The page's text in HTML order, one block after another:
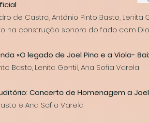
de Castro, António Pinto Basto, Lenita
na construção sonora do fado com
«O legado de Joel Pina e a Viola-
Basto, Lenita Gentil, Ana Sofia Varela
Concerto de Homenagem a
e Ana Sofia Varela